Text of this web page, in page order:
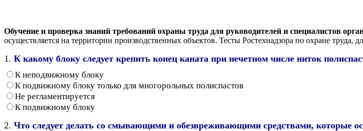
Обучение и проверка знаний требований охраны труда для руководителей и специалистов
осуществляется на территории производственных объектов. Тесты Ростехнадзора по охране
1. К какому блоку следует крепить конец каната при нечетном числе ниток
К неподвижному блоку
К подвижному блоку только для многорольных полиспастов
Не регламентируется
К подвижному блоку
2. Что следует делать со смывающими и обезвреживающими средствами, которые